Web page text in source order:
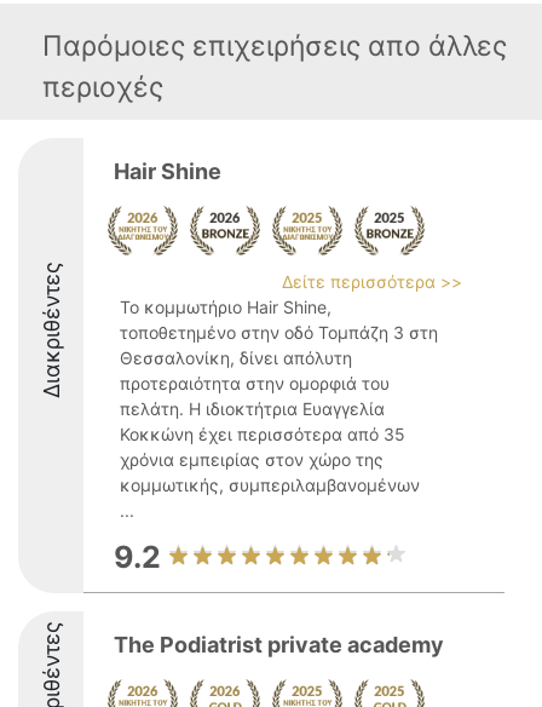
Παρόμοιες επιχειρήσεις απο άλλες
περιοχές
Διακριθέντες
Hair Shine
Δείτε περισσότερα >>
Το κομμωτήριο Hair Shine,
τοποθετημένο στην οδό Τομπάζη 3 στη
Θεσσαλονίκη, δίνει απόλυτη
προτεραιότητα στην ομορφιά του
πελάτη. Η ιδιοκτήτρια Ευαγγελία
Κοκκώνη έχει περισσότερα από 35
χρόνια εμπειρίας στον χώρο της
κομμωτικής, συμπεριλαμβανομένων
...
9.2
The Podiatrist private academy